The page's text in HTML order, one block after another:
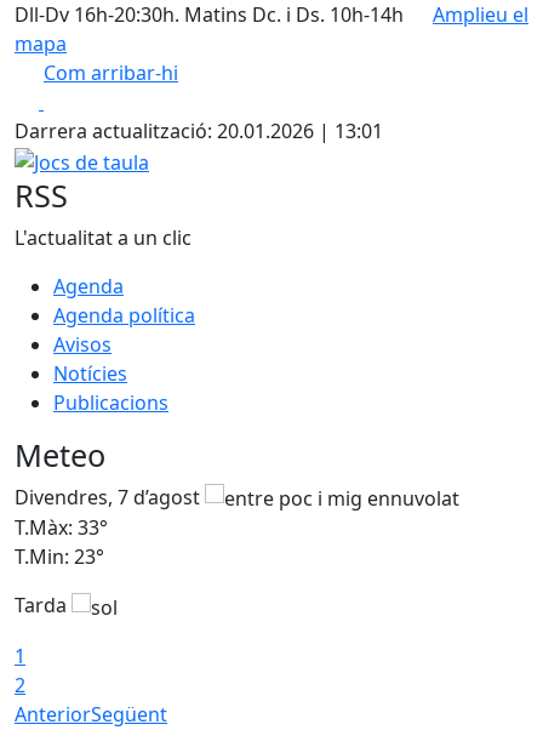
Dll-Dv 16h-20:30h. Matins Dc. i Ds. 10h-14h
Amplieu el
mapa
Com arribar-hi
+
−
Darrera actualització: 20.01.2026 | 13:01
Jocs de taula
RSS
L'actualitat a un clic
Agenda
Agenda política
Avisos
Notícies
Publicacions
Meteo
Divendres, 7 d’agost
T.Màx: 33°
T.Min: 23°
Tarda
1
2
AnteriorSegüent